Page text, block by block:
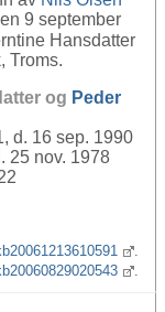
9 september
Hansdatter
Troms.
og Peder
d. 16 sep. 1990
25 nov. 1978